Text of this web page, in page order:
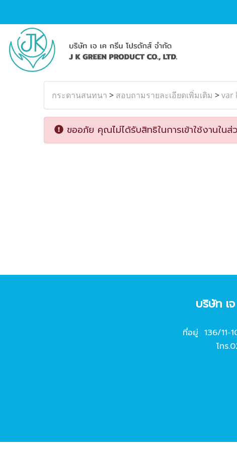
กระดานสนทนา > สอบถามรายละเอียดเพิ่มเติม >var
ขออภัย คุณไม่ได้รับสิทธิในการเข้าใช้งานในส่
บริษัท เ
ที่อยู่ 136/11-
โทร.